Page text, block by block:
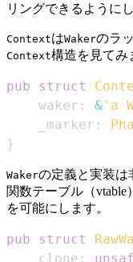
リングできるようにし
ContextはWakerのラ
Context構造を見てみ
pub struct
    waker
: & 'a
    _marker
:
}
Wakerの定義と実装は
関数テーブル（
を可能にします。
pub struct
    clone
: